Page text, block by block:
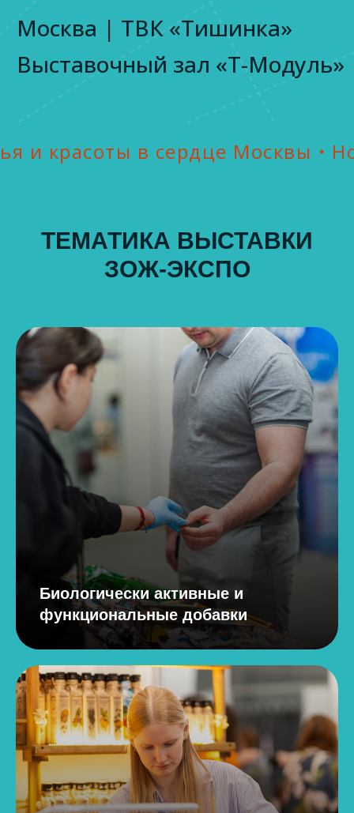
в сердце Москвы Новый
ТЕМАТИКА ВЫСТАВКИ
ЗОЖ-ЭКСПО
Биологически активные и
функциональные добавки